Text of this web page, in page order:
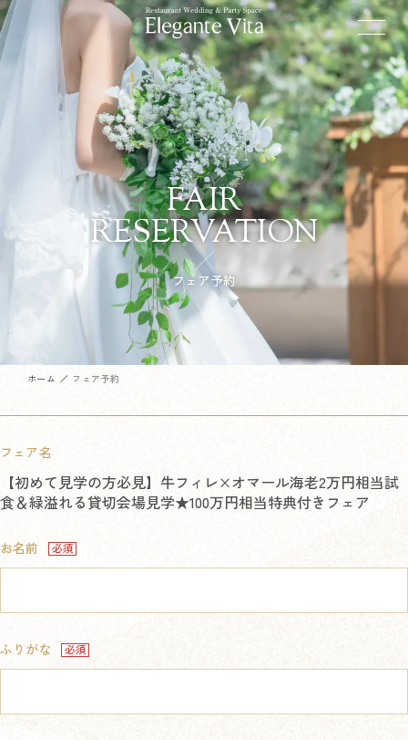
FAIR
RESERVATION
フェア予約
ホーム フェア予約
フェア名
【初めて見学の方必見】牛フィレ×オマール海老2万円相当試
食＆緑溢れる貸切会場見学★100万円相当特典付きフェア
お名前
ふりがな